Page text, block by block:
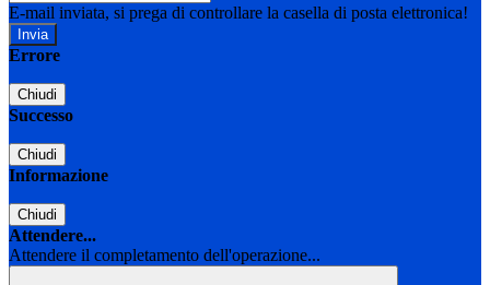
E-mail inviata, si prega di controllare la casella di posta elettronica!
Errore
Chiudi
Successo
Chiudi
Informazione
Chiudi
Attendere...
Attendere il completamento dell'operazione...